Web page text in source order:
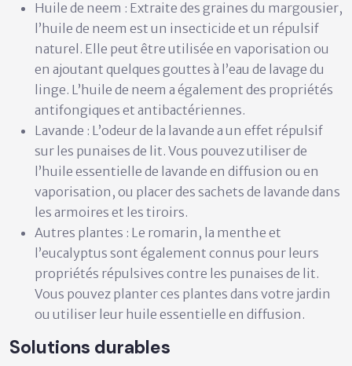
Huile de neem : Extraite des graines du margousier,
l’huile de neem est un insecticide et un répulsif
naturel. Elle peut être utilisée en vaporisation ou
en ajoutant quelques gouttes à l’eau de lavage du
linge. L’huile de neem a également des propriétés
antifongiques et antibactériennes.
Lavande : L’odeur de la lavande a un effet répulsif
sur les punaises de lit. Vous pouvez utiliser de
l’huile essentielle de lavande en diffusion ou en
vaporisation, ou placer des sachets de lavande dans
les armoires et les tiroirs.
Autres plantes : Le romarin, la menthe et
l’eucalyptus sont également connus pour leurs
propriétés répulsives contre les punaises de lit.
Vous pouvez planter ces plantes dans votre jardin
ou utiliser leur huile essentielle en diffusion.
Solutions durables